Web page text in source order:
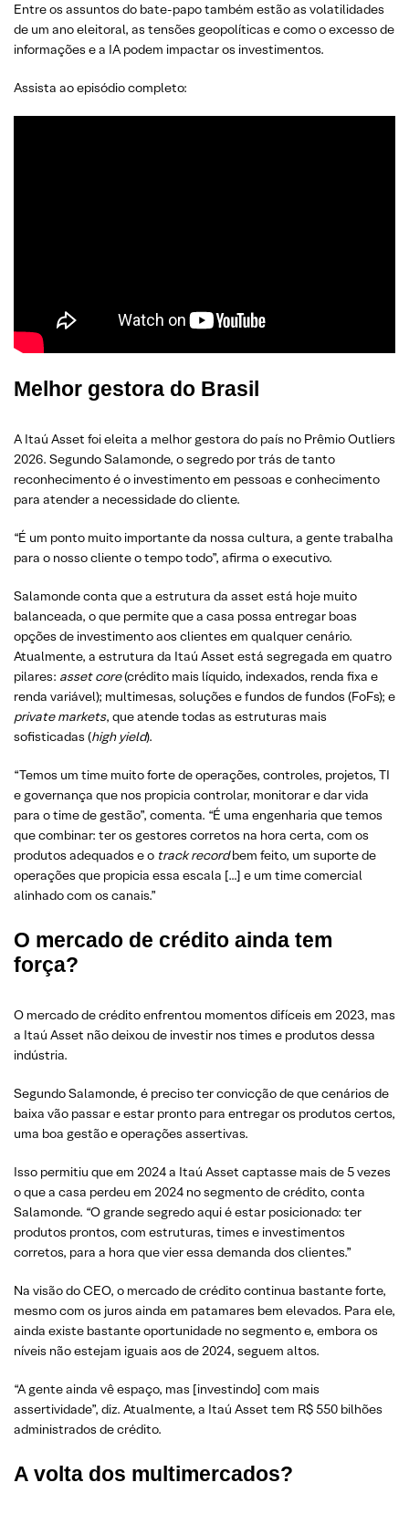
Entre os assuntos do bate-papo também estão as volatilidades
de um ano eleitoral, as tensões geopolíticas e como o excesso de
informações e a IA podem impactar os investimentos.
Assista ao episódio completo:
Melhor gestora do Brasil
A Itaú Asset foi eleita a melhor gestora do país no Prêmio Outliers
2026. Segundo Salamonde, o segredo por trás de tanto
reconhecimento é o investimento em pessoas e conhecimento
para atender a necessidade do cliente.
“É um ponto muito importante da nossa cultura, a gente trabalha
para o nosso cliente o tempo todo”, afirma o executivo.
Salamonde conta que a estrutura da asset está hoje muito
balanceada, o que permite que a casa possa entregar boas
opções de investimento aos clientes em qualquer cenário.
Atualmente, a estrutura da Itaú Asset está segregada em quatro
pilares: asset core(crédito mais líquido, indexados, renda fixa e
renda variável); multimesas, soluções e fundos de fundos (FoFs); e
private markets, que atende todas as estruturas mais
sofisticadas (high yield).
“Temos um time muito forte de operações, controles, projetos, TI
e governança que nos propicia controlar, monitorar e dar vida
para o time de gestão”, comenta. “É uma engenharia que temos
que combinar: ter os gestores corretos na hora certa, com os
produtos adequados e o track recordbem feito, um suporte de
operações que propicia essa escala […] e um time comercial
alinhado com os canais.”
O mercado de crédito ainda tem
força?
O mercado de crédito enfrentou momentos difíceis em 2023, mas
a Itaú Asset não deixou de investir nos times e produtos dessa
indústria.
Segundo Salamonde, é preciso ter convicção de que cenários de
baixa vão passar e estar pronto para entregar os produtos certos,
uma boa gestão e operações assertivas.
Isso permitiu que em 2024 a Itaú Asset captasse mais de 5 vezes
o que a casa perdeu em 2024 no segmento de crédito, conta
Salamonde. “O grande segredo aqui é estar posicionado: ter
produtos prontos, com estruturas, times e investimentos
corretos, para a hora que vier essa demanda dos clientes.”
Na visão do CEO, o mercado de crédito continua bastante forte,
mesmo com os juros ainda em patamares bem elevados. Para ele,
ainda existe bastante oportunidade no segmento e, embora os
níveis não estejam iguais aos de 2024, seguem altos.
“A gente ainda vê espaço, mas [investindo] com mais
assertividade”, diz. Atualmente, a Itaú Asset tem R$ 550 bilhões
administrados de crédito.
A volta dos multimercados?